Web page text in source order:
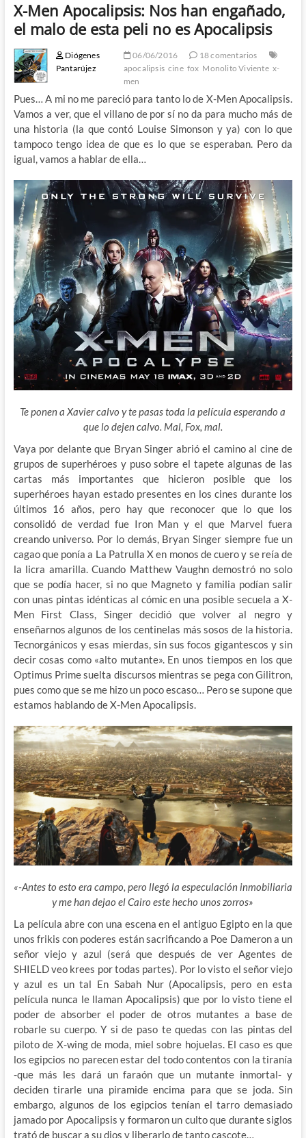
X-Men Apocalipsis: Nos han engañado,
el malo de esta peli no es Apocalipsis
Diógenes
Pantarújez
06/06/2016
18 comentarios
apocalipsis cine fox Monolito Viviente x-
men
Pues… A mi no me pareció para tanto lo de X-Men Apocalipsis.
Vamos a ver, que el villano de por sí no da para mucho más de
una historia (la que contó Louise Simonson y ya) con lo que
tampoco tengo idea de que es lo que se esperaban. Pero da
igual, vamos a hablar de ella…
Te ponen a Xavier calvo y te pasas toda la película esperando a
que lo dejen calvo. Mal, Fox, mal.
Vaya por delante que Bryan Singer abrió el camino al cine de
grupos de superhéroes y puso sobre el tapete algunas de las
cartas más importantes que hicieron posible que los
superhéroes hayan estado presentes en los cines durante los
últimos 16 años, pero hay que reconocer que lo que los
consolidó de verdad fue Iron Man y el que Marvel fuera
creando universo. Por lo demás, Bryan Singer siempre fue un
cagao que ponía a La Patrulla X en monos de cuero y se reía de
la licra amarilla. Cuando Matthew Vaughn demostró no solo
que se podía hacer, si no que Magneto y familia podían salir
con unas pintas idénticas al cómic en una posible secuela a X-
Men First Class, Singer decidió que volver al negro y
enseñarnos algunos de los centinelas más sosos de la historia.
Tecnorgánicos y esas mierdas, sin sus focos gigantescos y sin
decir cosas como «alto mutante». En unos tiempos en los que
Optimus Prime suelta discursos mientras se pega con Gilitron,
pues como que se me hizo un poco escaso… Pero se supone que
estamos hablando de X-Men Apocalipsis.
«-Antes to esto era campo, pero llegó la especulación inmobiliaria
y me han dejao el Cairo este hecho unos zorros»
La película abre con una escena en el antiguo Egipto en la que
unos frikis con poderes están sacrificando a Poe Dameron a un
señor viejo y azul (será que después de ver Agentes de
SHIELD veo krees por todas partes). Por lo visto el señor viejo
y azul es un tal En Sabah Nur (Apocalipsis, pero en esta
película nunca le llaman Apocalipsis) que por lo visto tiene el
poder de absorber el poder de otros mutantes a base de
robarle su cuerpo. Y si de paso te quedas con las pintas del
piloto de X-wing de moda, miel sobre hojuelas. El caso es que
los egipcios no parecen estar del todo contentos con la tiranía
-que más les dará un faraón que un mutante inmortal- y
deciden tirarle una piramide encima para que se joda. Sin
embargo, algunos de los egipcios tenían el tarro demasiado
jamado por Apocalipsis y formaron un culto que durante siglos
trató de buscar a su dios y liberarlo de tanto cascote…